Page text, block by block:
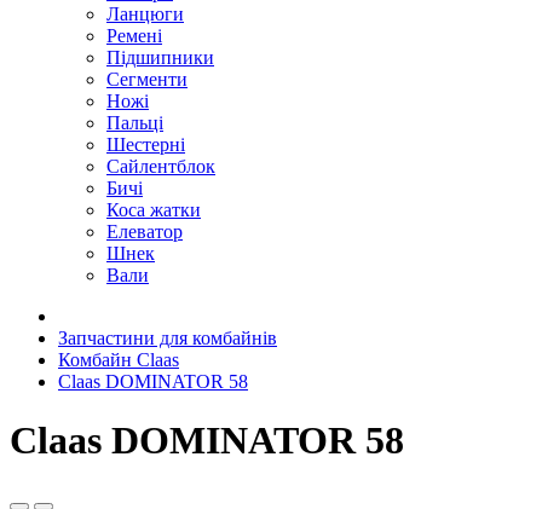
Ланцюги
Ремені
Підшипники
Сегменти
Ножі
Пальці
Шестерні
Сайлентблок
Бичі
Коса жатки
Елеватор
Шнек
Вали
Запчастини для комбайнів
Комбайн Claas
Claas DOMINATOR 58
Claas DOMINATOR 58